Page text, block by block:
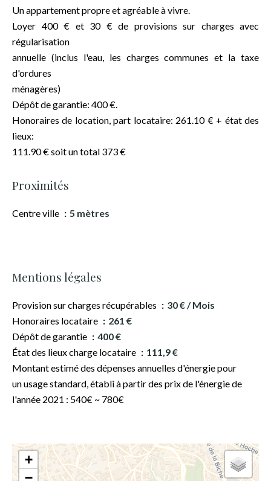
Un appartement propre et agréable à vivre.
Loyer 400 € et 30 € de provisions sur charges avec
régularisation
annuelle (inclus l'eau, les charges communes et la taxe
d'ordures
ménagères)
Dépôt de garantie: 400 €.
Honoraires de location, part locataire: 261.10 € + état des
lieux:
111.90 € soit un total 373 €
Proximités
Centre ville 5 mètres
Mentions légales
Provision sur charges récupérables
30 € / Mois
Honoraires locataire
261 €
Dépôt de garantie
400 €
État des lieux charge locataire
111,9 €
Montant estimé des dépenses annuelles d'énergie pour
un usage standard, établi à partir des prix de l'énergie de
l'année 2021 : 540€ ~ 780€
+
−